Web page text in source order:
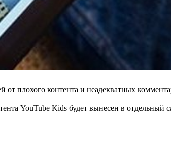
плохого контента и неадекватных
YouTube Kids будет вынесен в отдельный